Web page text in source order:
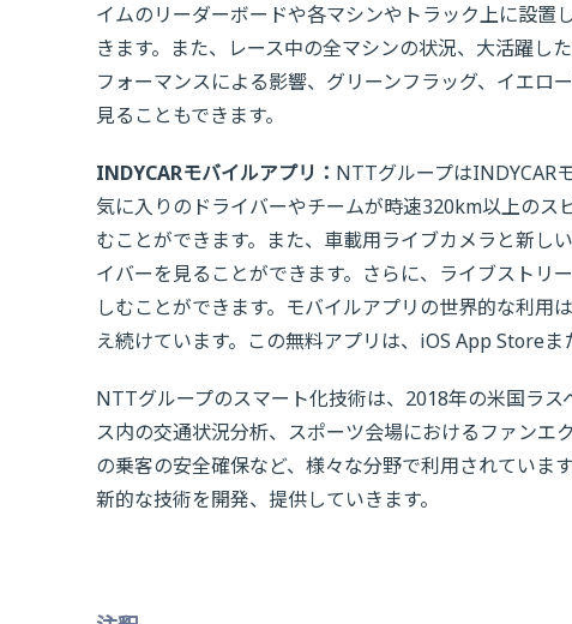
イムのリーダーボードや各マシンやトラック上に設
きます。また、レース中の全マシンの状況、大活躍し
フォーマンスによる影響、グリーンフラッグ、イエロ
見ることもできます。
INDYCARモバイルアプリ： NTTグループはINDYCAR
気に入りのドライバーやチームが時速320km以上のス
むことができます。また、車載用ライブカメラと新し
イバーを見ることができます。さらに、ライブストリ
しむことができます。モバイルアプリの世界的な利用
え続けています。この無料アプリは、iOS App Store
NTTグループのスマート化技術は、2018年の米国ラス
ス内の交通状況分析、スポーツ会場におけるファンエ
の乗客の安全確保など、様々な分野で利用されてい
新的な技術を開発、提供していきます。